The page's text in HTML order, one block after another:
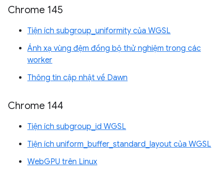
Chrome 145
Tiện ích subgroup_uniformity của WGSL
Ánh xạ vùng đệm đồng bộ thử nghiệm trong các
worker
Thông tin cập nhật về Dawn
Chrome 144
Tiện ích subgroup_id WGSL
Tiện ích uniform_buffer_standard_layout của WGSL
WebGPU trên Linux